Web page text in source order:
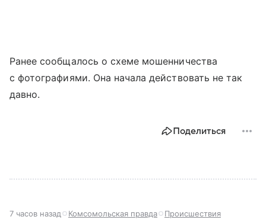
Ранее сообщалось о схеме мошенничества
с фотографиями. Она начала действовать не так
давно.
Поделиться
7 часов назад Комсомольская правда Происшествия